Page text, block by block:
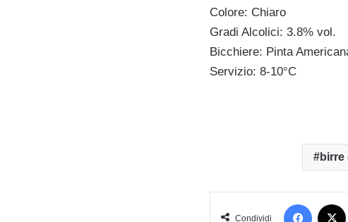
Colore: Chiaro
Gradi Alcolici: 3.8% vol.
Bicchiere: Pinta
Servizio: 8-10°C
birre
Condividi
Facebook